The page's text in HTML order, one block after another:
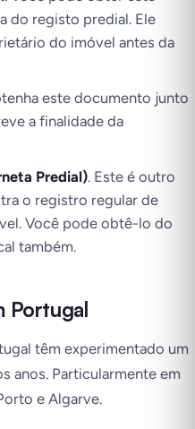
do registo predial. Ele
do imóvel antes da
este documento junto
a finalidade da
Predial). Este é outro
o registro regular de
Você pode obtê-lo do
também.
Portugal
têm experimentado um
anos. Particularmente em
e Algarve.